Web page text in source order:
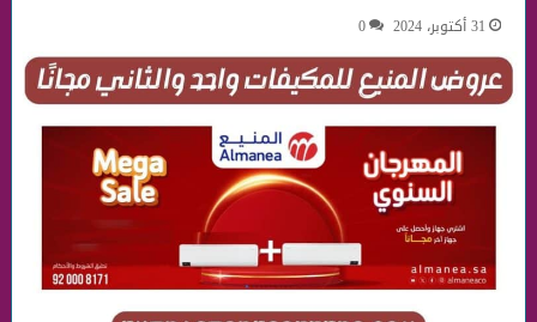
31 أكتوبر، 2024 0